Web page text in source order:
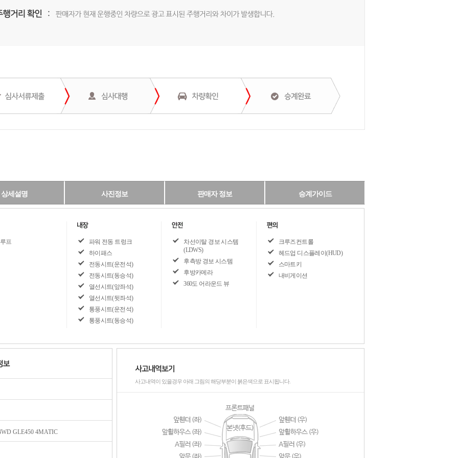
상세설명 사진정보 판매자 정보 승계가이드
프
파워 전동 트렁크
하이패스
전동시트(운전석)
전동시트(동승석)
열선시트(앞좌석)
열선시트(뒷좌석)
통풍시트(운전석)
통풍시트(동승석)
차선이탈 경보 시스템
(LDWS)
후측방 경보 시스템
후방카메라
360도 어라운드 뷰
크루즈컨트롤
헤드업 디스플레이(HUD)
스마트키
내비게이션
GLE450 4MATIC
사고내역이 있을경우 아래 그림의 해당부분이 붉은색으로 표시됩니다.